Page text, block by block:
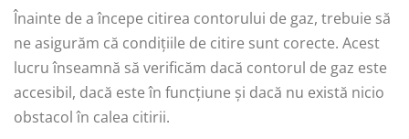
Înainte de a începe citirea contorului de gaz, trebuie să
ne asigurăm că condițiile de citire sunt corecte. Acest
lucru înseamnă să verificăm dacă contorul de gaz este
accesibil, dacă este în funcțiune și dacă nu există nicio
obstacol în calea citirii.